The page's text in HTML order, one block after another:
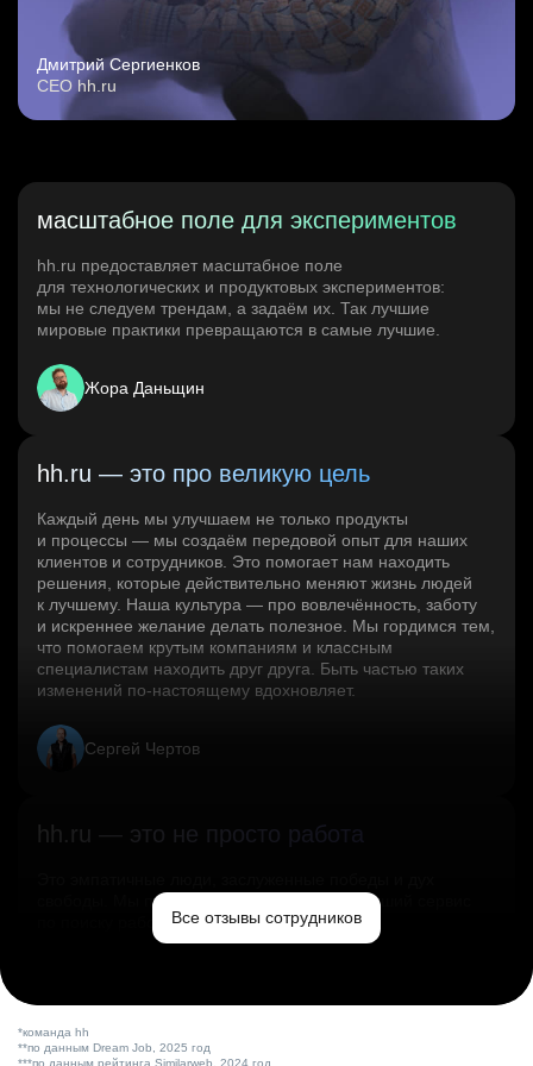
Дмитрий Сергиенков
CEO hh.ru
масштабное поле для экспериментов
hh.ru предоставляет масштабное поле
для технологических и продуктовых экспериментов:
мы не следуем трендам, а задаём их. Так лучшие
мировые практики превращаются в самые лучшие.
Жора Даньщин
hh.ru — это про великую цель
Каждый день мы улучшаем не только продукты
и процессы — мы создаём передовой опыт для наших
клиентов и сотрудников. Это помогает нам находить
решения, которые действительно меняют жизнь людей
к лучшему. Наша культура — про вовлечённость, заботу
и искреннее желание делать полезное. Мы гордимся тем,
что помогаем крутым компаниям и классным
специалистам находить друг друга. Быть частью таких
изменений по‑настоящему вдохновляет.
Сергей Чертов
hh.ru — это не просто работа
свободы. Мы помогаем миру и создаём лучший сервис
по поиску работы в стране.Все отзывы сотрудников
*команда hh
**по данным Dream Job, 2025 год
***по данным рейтинга Similarweb, 2024 год